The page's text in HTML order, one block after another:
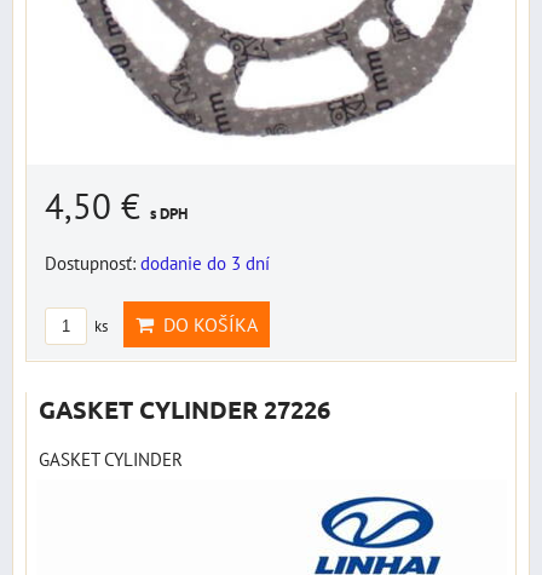
4,50 € s DPH
Dostupnosť: dodanie do 3 dní
ks DO KOŠÍKA
GASKET CYLINDER 27226
GASKET CYLINDER